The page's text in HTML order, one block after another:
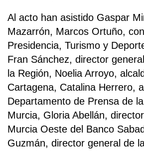
Al acto han asistido Gaspar
Mazarrón, Marcos Ortuño,
Presidencia, Turismo y
Fran Sánchez, director
la Región, Noelia Arroyo,
Cartagena, Catalina Herrero,
Departamento de Prensa de
Murcia, Gloria Abellán,
Murcia Oeste del Banco
Guzmán, director general de